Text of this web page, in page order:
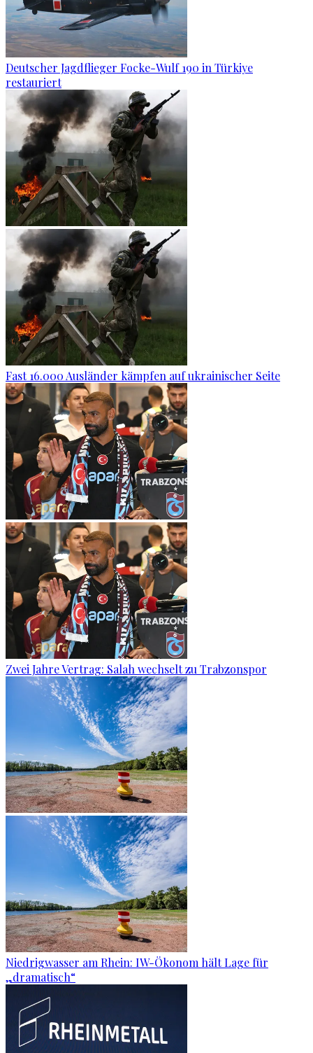
Deutscher Jagdflieger Focke-Wulf 190 in Türkiye
restauriert
Fast 16.000 Ausländer kämpfen auf ukrainischer Seite
Zwei Jahre Vertrag: Salah wechselt zu Trabzonspor
Niedrigwasser am Rhein: IW-Ökonom hält Lage für
„dramatisch“